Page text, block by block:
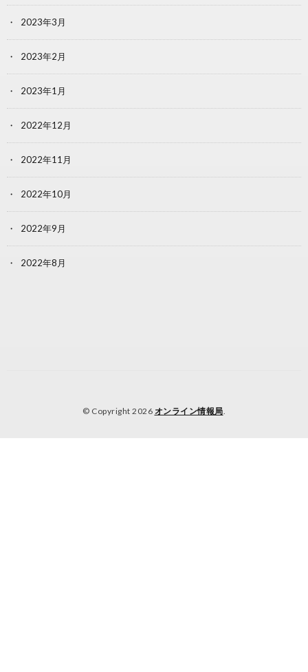
2023年3月
2023年2月
2023年1月
2022年12月
2022年11月
2022年10月
2022年9月
2022年8月
© Copyright 2026 オンライン情報局